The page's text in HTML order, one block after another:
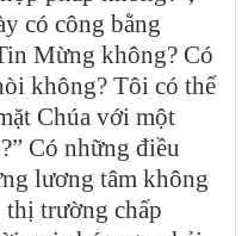
có công bằng
Mừng không? Có
không? Tôi có thể
Chúa với một
Có những điều
lương tâm không
thị trường chấp